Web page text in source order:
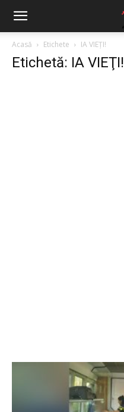
Acasă Etichete IA VIEŢI!
Etichetă: IA VIEŢI!